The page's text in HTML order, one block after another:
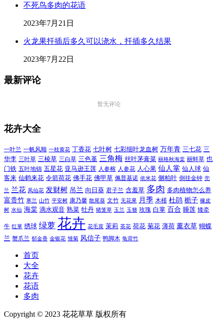
不死鸟多肉的花语
2023年7月21日
火龙果扦插后多久可以浇水，扦插多久结果
2023年7月22日
最新评论
暂无评论
花卉大全
一叶兰 一帆风顺 一枝黄花 丁香花 七叶树 七彩细叶龙血树 万年青 三七花 三
华李 三叶草 三棱草 三白草 三色堇 三角梅 丝叶茅膏菜 丽格秋海棠 丽蚌草 也
门铁 五叶地锦 五星花 亚马逊王莲 人参榕 人参花 人心果 仙人掌 仙人球 仙
客来 仙鹤来花 令箭荷花 佛手花 佛甲草 佩普基诺 依米花 侧柏叶 倒挂金钟 兜
兰 兰花 凤仙花 发财树 吊兰 向日葵 君子兰 含羞草 多肉 多肉植物怎么养
富贵竹 寒兰 山竹 平安树 康乃馨 散尾葵 文竹 无花果 月季 木槿 杜鹃 栀子 橡皮
树 水仙 海棠 滴水观音 熟菜 牡丹 猪笼草 玉兰 玉簪 玫瑰 白掌 百合 睡莲 矮牵
牛 红掌 绣球 绿萝 花卉 花毛茛 茉莉 茶花 荷花 菊花 薄荷 薰衣草 蝴蝶
兰 蟹爪兰 郁金香 金银花 雏菊 风信子 鸭脚木 龟背竹
首页
大全
花卉
花语
多肉
Copyright © 2023 花花草草 版权所有